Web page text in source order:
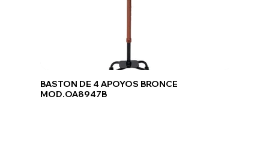
BASTON DE 4 APOYOS BRONCE
MOD.OA8947B